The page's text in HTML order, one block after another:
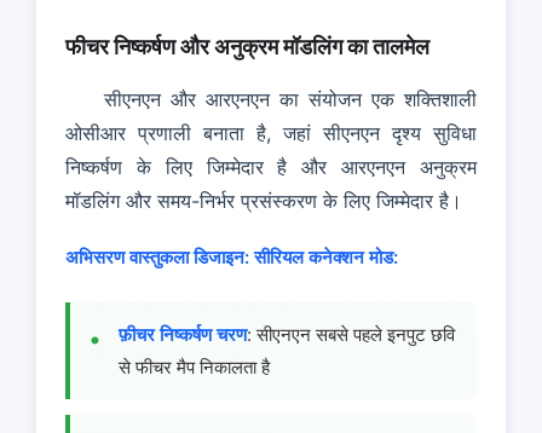
फीचर निष्कर्षण और अनुक्रम मॉडलिंग का तालमेल
सीएनएन और आरएनएन का संयोजन एक शक्तिशाली
ओसीआर प्रणाली बनाता है, जहां सीएनएन दृश्य सुविधा
निष्कर्षण के लिए जिम्मेदार है और आरएनएन अनुक्रम
मॉडलिंग और समय-निर्भर प्रसंस्करण के लिए जिम्मेदार है।
अभिसरण वास्तुकला डिजाइन: सीरियल कनेक्शन मोड:
फ़ीचर निष्कर्षण चरण: सीएनएन सबसे पहले इनपुट छवि
से फीचर मैप निकालता है